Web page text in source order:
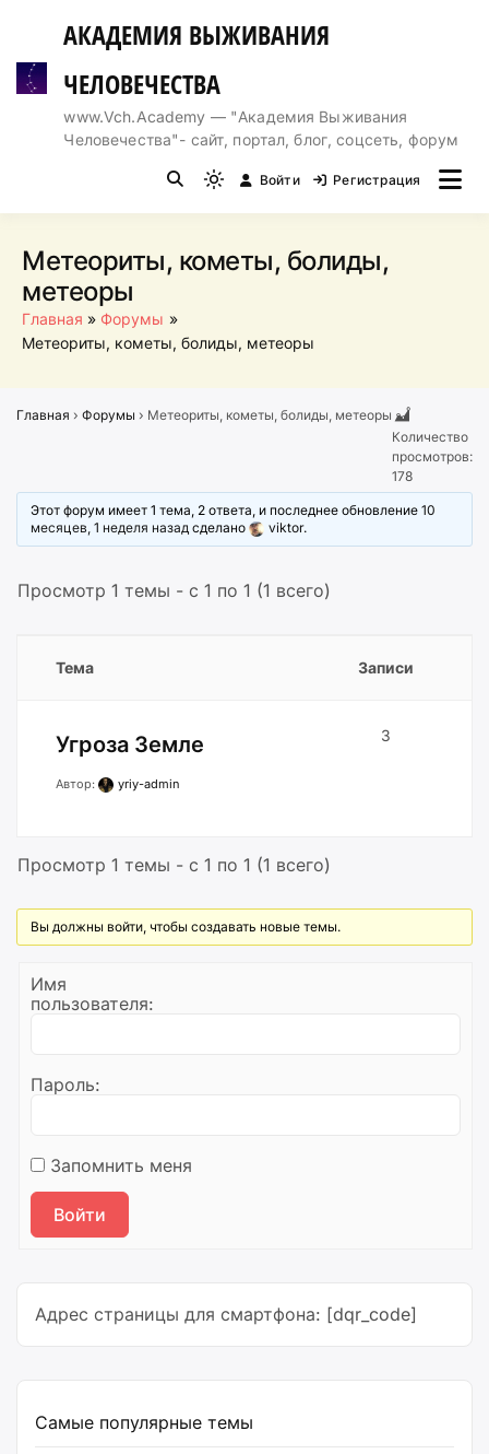
содержимому
АКАДЕМИЯ ВЫЖИВАНИЯ
ЧЕЛОВЕЧЕСТВА
www.Vch.Academy — "Академия Выживания
Человечества"- сайт, портал, блог, соцсеть, форум
Light
mode
to
dark)
Войти Регистрация
Метеориты, кометы, болиды,
метеоры
Главная
Форумы
Метеориты, кометы, болиды, метеоры
Главная › Форумы › Метеориты, кометы, болиды, метеоры
Количество
просмотров:
178
Этот форум имеет 1 тема, 2 ответа, и последнее обновление 10
месяцев, 1 неделя назадсделано viktor.
Просмотр 1 темы - с 1 по 1 (1 всего)
Тема Записи
Угроза Земле
Автор: yriy-admin
3
Просмотр 1 темы - с 1 по 1 (1 всего)
Вы должны войти, чтобы создавать новые темы.
Имя
пользователя:
Пароль:
Запомнить меня
Войти
Адрес страницы для смартфона: [dqr_code]
Самые популярные темы